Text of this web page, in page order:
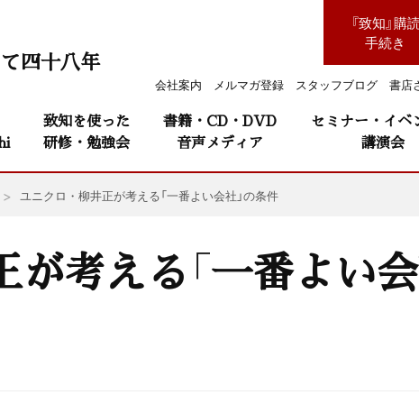
『致知』購
手続き
会社案内 メルマガ登録 スタッフブログ 書店
四十八年
致知を使った
研修・勉強会
書籍・CD・DVD
音声メディア
セミナー・イベ
講演会
ユニクロ・柳井正が考える「一番よい会社」の条件
考える「一番よい